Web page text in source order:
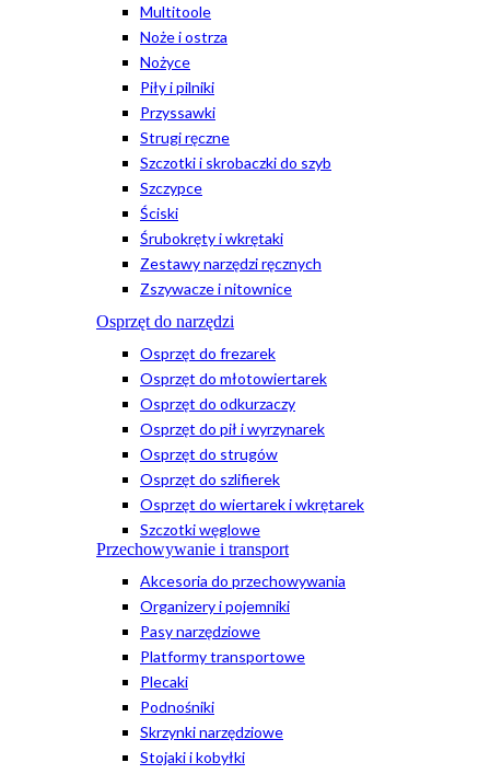
Multitoole
Noże i ostrza
Nożyce
Piły i pilniki
Przyssawki
Strugi ręczne
Szczotki i skrobaczki do szyb
Szczypce
Ściski
Śrubokręty i wkrętaki
Zestawy narzędzi ręcznych
Zszywacze i nitownice
Osprzęt do narzędzi
Osprzęt do frezarek
Osprzęt do młotowiertarek
Osprzęt do odkurzaczy
Osprzęt do pił i wyrzynarek
Osprzęt do strugów
Osprzęt do szlifierek
Osprzęt do wiertarek i wkrętarek
Szczotki węglowe
Przechowywanie i transport
Akcesoria do przechowywania
Organizery i pojemniki
Pasy narzędziowe
Platformy transportowe
Plecaki
Podnośniki
Skrzynki narzędziowe
Stojaki i kobyłki